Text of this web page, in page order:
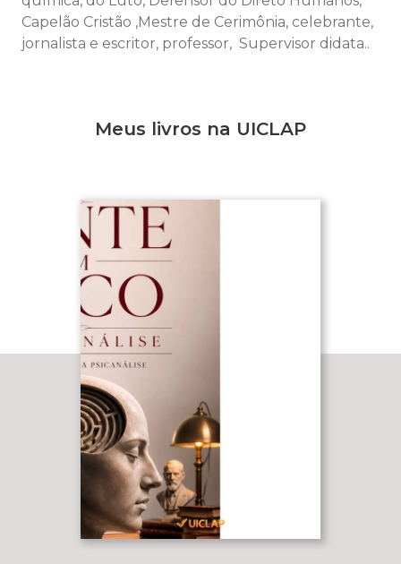
Capelão Cristão ,Mestre de Cerimônia, celebrante,
jornalista e escritor, professor, Supervisor didata..
Meus livros na UICLAP